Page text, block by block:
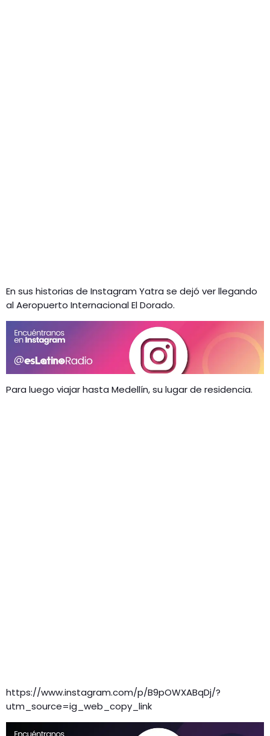
En sus historias de Instagram Yatra se dejó ver llegando
al Aeropuerto Internacional El Dorado.
Para luego viajar hasta Medellín, su lugar de residencia.
https://www.instagram.com/p/B9pOWXABqDj/?
utm_source=ig_web_copy_link